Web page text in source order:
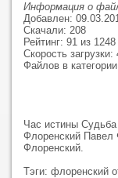
Информация о
Добавлен:
Скачали: 208
Рейтинг: 91 из 1248
Скорость
Файлов в
Час истины
Флоренский Павел
Флоренский.
Тэги: флоренский